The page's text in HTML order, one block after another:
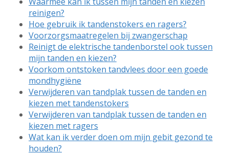
reinigen?
Hoe gebruik ik tandenstokers en ragers?
Voorzorgsmaatregelen bij zwangerschap
Reinigt de elektrische tandenborstel ook tussen
mijn tanden en kiezen?
Voorkom ontstoken tandvlees door een goede
mondhygiëne
Verwijderen van tandplak tussen de tanden en
kiezen met tandenstokers
Verwijderen van tandplak tussen de tanden en
kiezen met ragers
Wat kan ik verder doen om mijn gebit gezond te
houden?